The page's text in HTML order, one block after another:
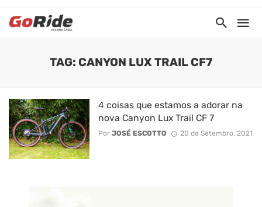
TAG: CANYON LUX TRAIL CF7
4 coisas que estamos a adorar na
nova Canyon Lux Trail CF 7
Por JOSÉ ESCOTTO 20 de Setembro, 2021